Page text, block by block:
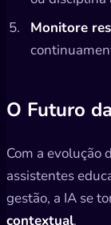
Monitore
O Futuro
Com a evolução
assistentes
gestão, a IA se
contextual.